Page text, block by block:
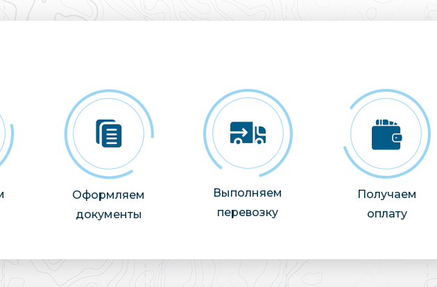
Оформляем
документы
Выполняем
перевозку
Получаем
оплату